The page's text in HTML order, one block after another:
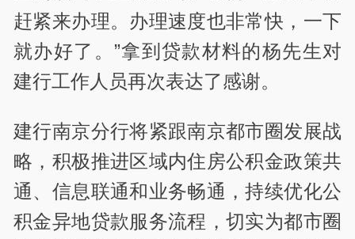
赶紧来办理。办理速度也非常快，一下
就办好了。”拿到贷款材料的杨先生对
建行工作人员再次表达了感谢。
建行南京分行将紧跟南京都市圈发展战
略，积极推进区域内住房公积金政策共
通、信息联通和业务畅通，持续优化公
积金异地贷款服务流程，切实为都市圈